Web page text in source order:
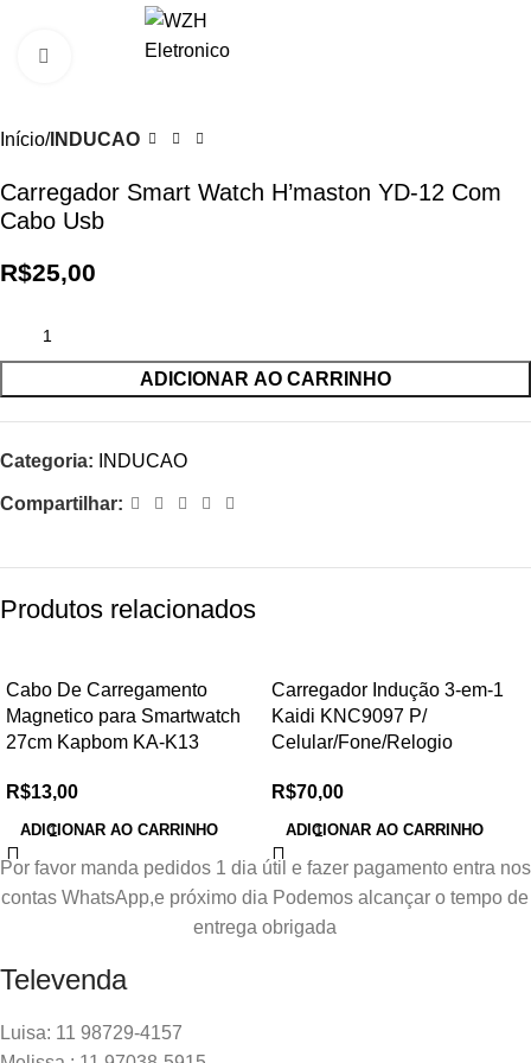
Clique para ampliar
Início INDUCAO
Carregador Smart Watch H’maston YD-12 Com
Cabo Usb
R$25,00
ADICIONAR AO CARRINHO
Categoria: INDUCAO
Compartilhar:
Produtos relacionados
Cabo De Carregamento
Magnetico para Smartwatch
27cm Kapbom KA-K13
R$13,00
ADICIONAR AO CARRINHO
Carregador Indução 3-em-1
Kaidi KNC9097 P/
Celular/Fone/Relogio
R$70,00
ADICIONAR AO CARRINHO
Por favor manda pedidos 1 dia útil e fazer pagamento entra nos
contas WhatsApp,e próximo dia Podemos alcançar o tempo de
entrega obrigada
Televenda
Luisa: 11 98729-4157